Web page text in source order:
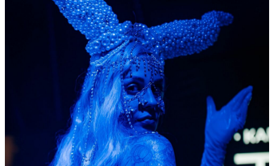
Ссылка на отбор фото